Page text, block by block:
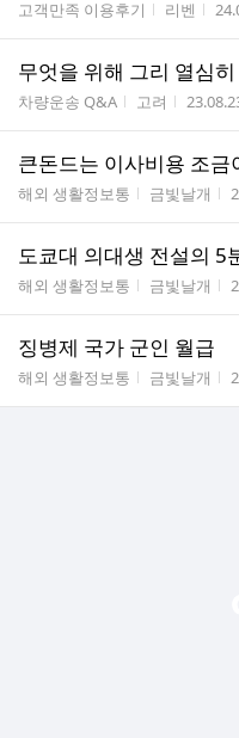
게시판명
고객만족 이용후기 작성자
리벤 작
무엇을 위해 그리 열심
게시판명
차량운송 Q&A 작성자
고려 작성시
큰돈드는 이사비용 조
게시판명
해외 생활정보통 작성자
금빛날개
도쿄대 의대생 전설의 5
게시판명
해외 생활정보통 작성자
금빛날개
징병제 국가 군인 월급
게시판명
해외 생활정보통 작성자
금빛날개